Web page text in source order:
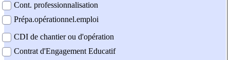
Cont. professionnalisation
Prépa.opérationnel.emploi
CDI de chantier ou d'opération
Contrat d'Engagement Educatif